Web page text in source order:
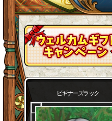
ビギナーズラック